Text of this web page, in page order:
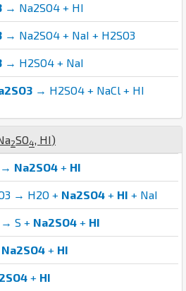
→ Na2SO4 + HI
→ Na2SO4 + NaI + H2SO3
→ H2SO4 + NaI
→ H2SO4 + NaCl + HI
2SO4, HI)
→ Na2SO4 + HI
→ H2O + Na2SO4 + HI + NaI
→ S + Na2SO4 + HI
Na2SO4 + HI
+ HI